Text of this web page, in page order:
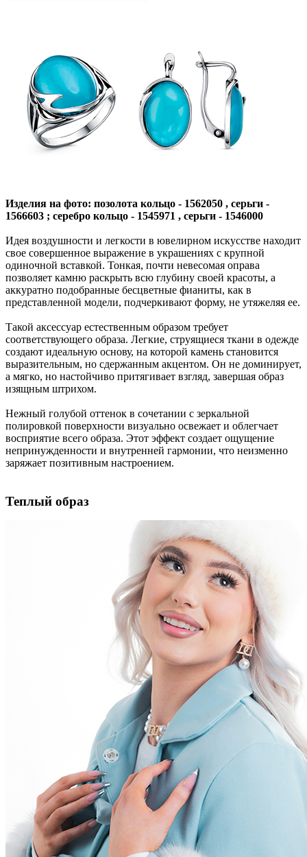
Изделия на фото: позолота кольцо - 1562050 , серьги -
1566603 ; серебро кольцо - 1545971 , серьги - 1546000
Идея воздушности и легкости в ювелирном искусстве находит
свое совершенное выражение в украшениях с крупной
одиночной вставкой. Тонкая, почти невесомая оправа
позволяет камню раскрыть всю глубину своей красоты, а
аккуратно подобранные бесцветные фианиты, как в
представленной модели, подчеркивают форму, не утяжеляя ее.
Такой аксессуар естественным образом требует
соответствующего образа. Легкие, струящиеся ткани в одежде
создают идеальную основу, на которой камень становится
выразительным, но сдержанным акцентом. Он не доминирует,
а мягко, но настойчиво притягивает взгляд, завершая образ
изящным штрихом.
Нежный голубой оттенок в сочетании с зеркальной
полировкой поверхности визуально освежает и облегчает
восприятие всего образа. Этот эффект создает ощущение
непринужденности и внутренней гармонии, что неизменно
заряжает позитивным настроением.
Теплый образ